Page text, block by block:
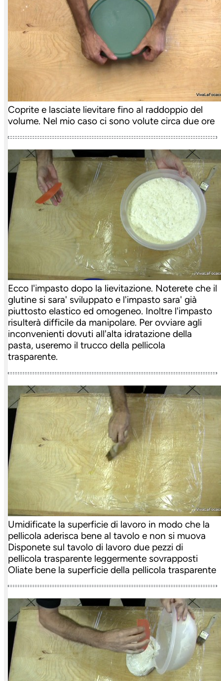
Coprite e lasciate lievitare fino al raddoppio del
volume. Nel mio caso ci sono volute circa due ore
Ecco l'impasto dopo la lievitazione. Noterete che il
glutine si sara' sviluppato e l'impasto sara' già
piuttosto elastico ed omogeneo. Inoltre l'impasto
risulterà difficile da manipolare. Per ovviare agli
inconvenienti dovuti all'alta idratazione della
pasta, useremo il trucco della pellicola
trasparente.
Umidificate la superficie di lavoro in modo che la
pellicola aderisca bene al tavolo e non si muova
Disponete sul tavolo di lavoro due pezzi di
pellicola trasparente leggermente sovrapposti
Oliate bene la superficie della pellicola trasparente